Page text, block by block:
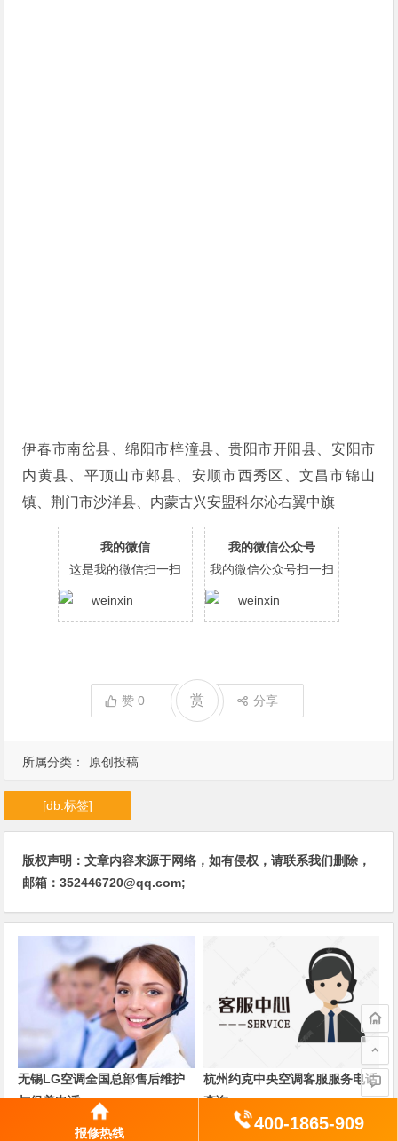
所属分类： 原创投稿
伊春市南岔县、绵阳市梓潼县、贵阳市开阳县、安阳市
内黄县、平顶山市郏县、安顺市西秀区、文昌市锦山
镇、荆门市沙洋县、内蒙古兴安盟科尔沁右翼中旗
我的微信
这是我的微信扫一扫
我的微信公众号
我的微信公众号扫一扫
赞0 赏 分享
[db:标签]
版权声明：文章内容来源于网络，如有侵权，请联系我们删除，
邮箱：352446720@qq.com;
无锡LG空调全国总部售后维护
与保养电话
杭州约克中央空调客服服务电话
查询
报修热线 400-1865-909